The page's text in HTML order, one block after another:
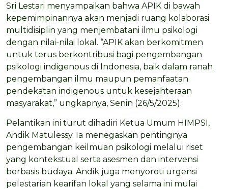
Sri Lestari menyampaikan bahwa APIK di bawah
kepemimpinannya akan menjadi ruang kolaborasi
multidisiplin yang menjembatani ilmu psikologi
dengan nilai-nilai lokal. “APIK akan berkomitmen
untuk terus berkontribusi bagi pengembangan
psikologi indigenous di Indonesia, baik dalam ranah
pengembangan ilmu maupun pemanfaatan
pendekatan indigenous untuk kesejahteraan
masyarakat,” ungkapnya, Senin (26/5/2025).
Pelantikan ini turut dihadiri Ketua Umum HIMPSI,
Andik Matulessy. Ia menegaskan pentingnya
pengembangan keilmuan psikologi melalui riset
yang kontekstual serta asesmen dan intervensi
berbasis budaya. Andik juga menyoroti urgensi
pelestarian kearifan lokal yang selama ini mulai